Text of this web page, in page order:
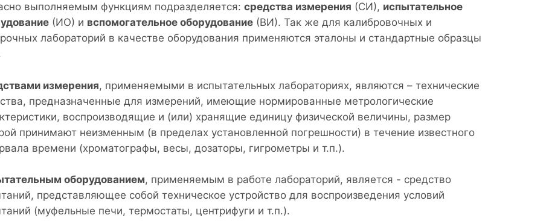
выполняемым функциям подразделяется: средства измерения (СИ), испытательное
(ИО) и вспомогательное оборудование(ВИ). Так же для калибровочных и
лабораторий в качестве оборудования применяются эталоны и стандартные образцы
измерения, применяемыми в испытательных лабораториях, являются – технические
предназначенные для измерений, имеющие нормированные метрологические
воспроизводящие и (или) хранящие единицу физической величины, размер
принимают неизменным (в пределах установленной погрешности) в течение известного
времени (хроматографы, весы, дозаторы, гигрометры и т.п.).
оборудованием, применяемым в работе лабораторий, является - средство
представляющее собой техническое устройство для воспроизведения условий
(муфельные печи, термостаты, центрифуги и т.п.).